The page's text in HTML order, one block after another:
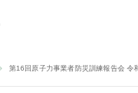
第16回原子力事業者防災訓練報告会 令